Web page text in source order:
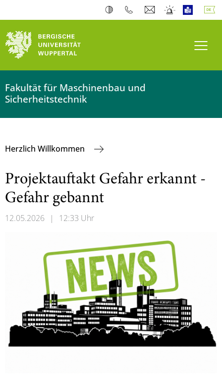
Fakultät für Maschinenbau und
Sicherheitstechnik
Herzlich Willkommen
Projektauftakt Gefahr erkannt -
Gefahr gebannt
12.05.2026 | 12:33 Uhr